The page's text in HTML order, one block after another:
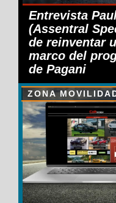
Entrevista
(Assentral
de reinventar
marco del
de Pagani
ZONA